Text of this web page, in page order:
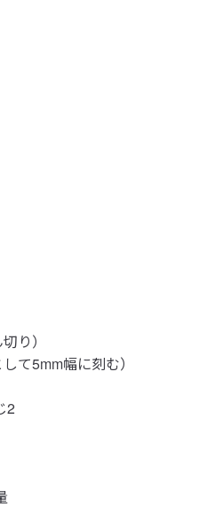
り）
て5mm幅に刻む）
2